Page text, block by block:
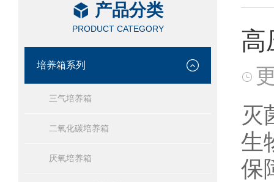
产品分类
PRODUCT CATEGORY
培养箱系列
三气培养箱
二氧化碳培养箱
厌氧培养箱
/
高
灭
生
保